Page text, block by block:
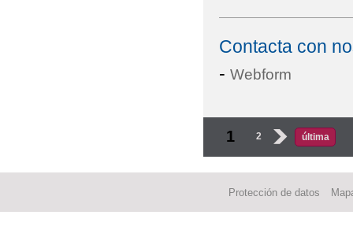
Contacta con
- Webform
Páginas
1 2 › última
Protección de datos